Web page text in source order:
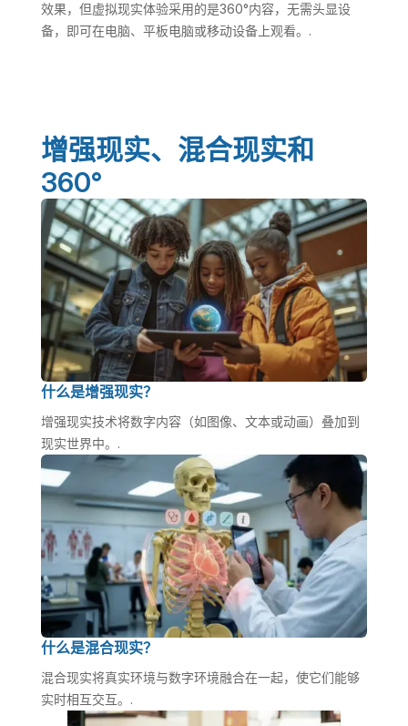
效果，但虚拟现实体验采用的是360°内容，无需头显设
备，即可在电脑、平板电脑或移动设备上观看。.
增强现实、混合现实和
360°
什么是增强现实？
增强现实技术将数字内容（如图像、文本或动画）叠加到
现实世界中。.
什么是混合现实？
混合现实将真实环境与数字环境融合在一起，使它们能够
实时相互交互。.